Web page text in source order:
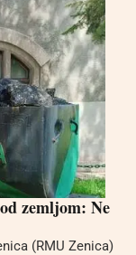
zemljom: Ne
(RMU Zenica)